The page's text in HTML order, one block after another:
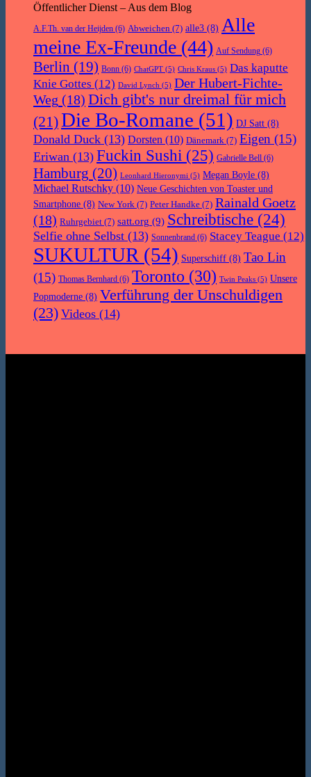
Öffentlicher Dienst – Aus dem Blog
A.F.Th. van der Heijden (6) Abweichen (7) alle3 (8) Alle
meine Ex-Freunde (44) Auf Sendung (6)
Berlin (19) Bonn (6) ChatGPT (5) Chris Kraus (5) Das kaputte
Knie Gottes (12) David Lynch (5) Der Hubert-Fichte-
Weg (18) Dich gibt's nur dreimal für mich
(21)Die Bo-Romane (51) DJ Satt (8)
Donald Duck (13) Dorsten (10) Dänemark (7) Eigen (15)
Eriwan (13) Fuckin Sushi (25) Gabrielle Bell (6)
Hamburg (20) Leonhard Hieronymi (5) Megan Boyle (8)
Michael Rutschky (10) Neue Geschichten von Toaster und
Smartphone (8) New York (7) Peter Handke (7) Rainald Goetz
(18) Ruhrgebiet (7) satt.org (9) Schreibtische (24)
Selfie ohne Selbst (13) Sonnenbrand (6) Stacey Teague (12)
SUKULTUR (54) Superschiff (8) Tao Lin
(15) Thomas Bernhard (6) Toronto (30) Twin Peaks (5) Unsere
Popmoderne (8) Verführung der Unschuldigen
(23) Videos (14)